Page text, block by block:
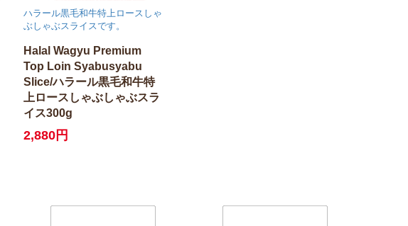
ハラール黒毛和牛特上ロースしゃ
ぶしゃぶスライスです。
Halal Wagyu Premium
Top Loin Syabusyabu
Slice/ハラール黒毛和牛特
上ロースしゃぶしゃぶスラ
イス300g
2,880円